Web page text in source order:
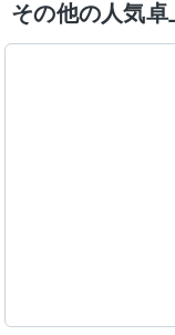
その他の人気卓